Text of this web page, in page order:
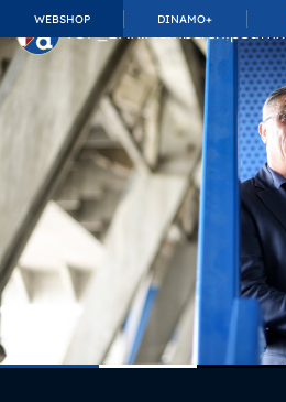
WEBSHOP DINAMO+
TOP_BAR.MembershipSuffix